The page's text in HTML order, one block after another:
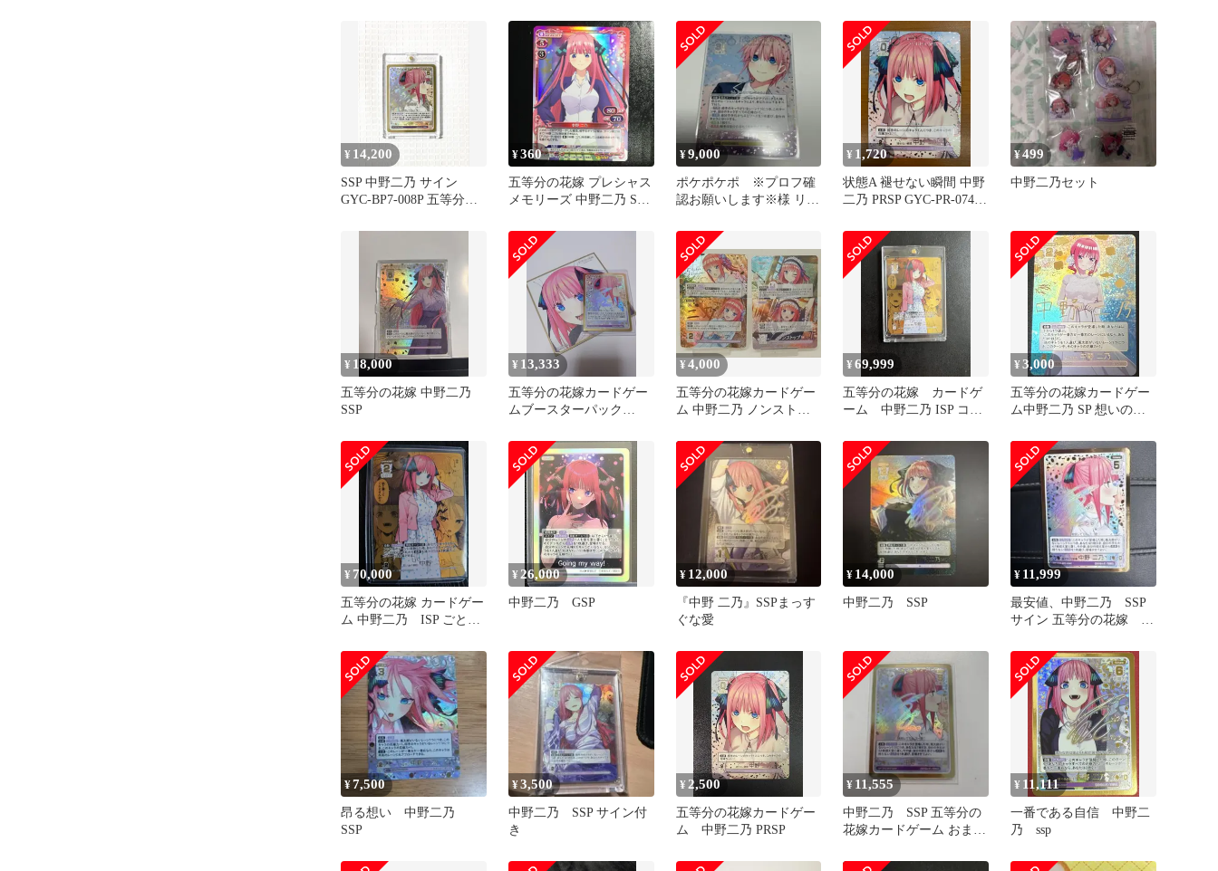
¥ 14,200
SSP 中野二乃 サイン
GYC-BP7-008P 五等分の
¥360
五等分の花嫁 プレシャス
メモリーズ 中野二乃 SR
¥9,000
ポケポケポ ※プロフ確
認お願いします※様 リク
¥ 1,720
状態A 褪せない瞬間 中野
二乃 PRSP GYC-PR-074P1
¥499
中野二乃セット
¥ 18,000
五等分の花嫁 中野二乃
SSP
¥ 13,333
五等分の花嫁カードゲー
ムブースターパック
ト色紙
¥4,000
五等分の花嫁カードゲー
ム 中野二乃 ノンストッ
BP5-070P1 / RR+ GYC-
BP5-070P 2枚セット 中古
[MO-7304]
¥69,999
五等分の花嫁 カードゲ
ーム 中野二乃 ISP コミ
¥3,000
五等分の花嫁カードゲー
ム中野二乃 SP 想いの軌
ョモランマ
¥ 70,000
五等分の花嫁 カードゲー
ム 中野二乃 ISP ごとカ
¥ 26,000
中野二乃 GSP
¥ 12,000
『中野 二乃』SSPまっす
ぐな愛
¥ 14,000
中野二乃 SSP
¥ 11,999
最安値、中野二乃 SSP
サイン 五等分の花嫁
¥7,500
昂る想い 中野二乃
SSP
¥3,500
中野二乃 SSP サイン付
き
¥ 2,500
五等分の花嫁カードゲー
ム 中野二乃 PRSP
¥ 11,555
中野二乃 SSP 五等分の
花嫁カードゲーム おまけ
¥ 11,111
一番である自信 中野二
乃 ssp